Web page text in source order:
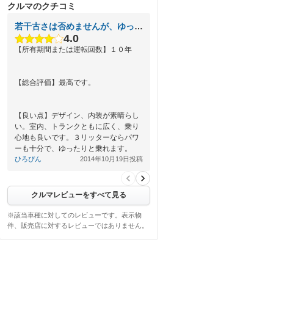
クルマのクチコミ
若干古さは否めませんが、ゆったり乗れて最高です。
4.0
【所有期間または運転回数】１０年
【総合評価】最高です。
【良い点】デザイン、内装が素晴らし
い。室内、トランクともに広く、乗り
心地も良いです。３リッターならパワ
ーも十分で、ゆったりと乗れます。
ひろぴん 2014年10月19日投稿
クルマレビューをすべて見る
※該当車種に対してのレビューです。表示物
件、販売店に対するレビューではありません。